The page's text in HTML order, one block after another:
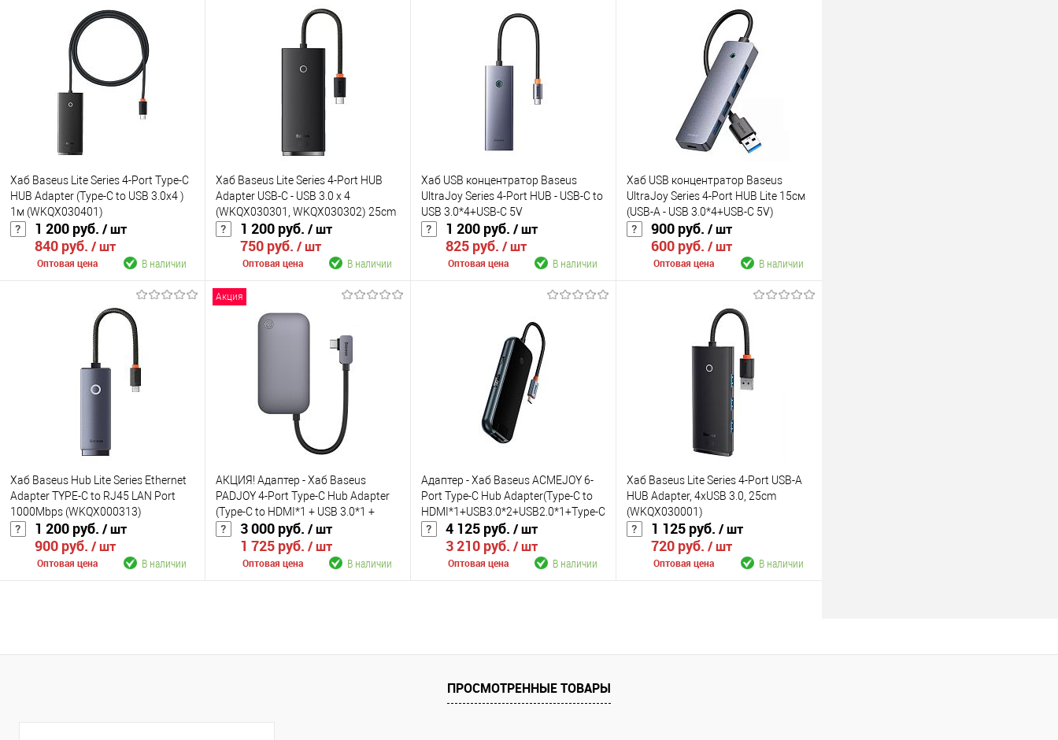
Хаб Baseus Lite Series 4-Port Type-C
HUB Adapter (Type-C to USB 3.0x4 )
1м (WKQX030401)
1 200 руб. / шт
840 руб. / шт
Оптовая цена В наличии
В корзину
В избранное
В наличии
Хаб Baseus Lite Series 4-Port HUB
Adapter USB-C - USB 3.0 х 4
(WKQX030301, WKQX030302) 25cm
1 200 руб. / шт
750 руб. / шт
Оптовая цена В наличии
В наличии
Хаб USB концентратор Baseus
UltraJoy Series 4-Port HUB - USB-C to
USB 3.0*4+USB-C 5V
(B0005280B811-08)
1 200 руб. / шт
825 руб. / шт
Оптовая цена В наличии
В избранное
Хаб USB концентратор Baseus
UltraJoy Series 4-Port HUB Lite 15см
(USB-A - USB 3.0*4+USB-C 5V)
B0005280B811-10
900 руб. / шт
600 руб. / шт
Оптовая цена В наличии
В корзину
К сравнению
В наличии
Хаб Baseus Hub Lite Series Ethernet
Adapter TYPE-C to RJ45 LAN Port
1000Mbps (WKQX000313)
1 200 руб. / шт
900 руб. / шт
Оптовая цена В наличии
Акция
АКЦИЯ! Адаптер - Хаб Baseus
PADJOY 4-Port Type-C Hub Adapter
(Type-C to HDMI*1 + USB 3.0*1 +
Type-C PD&Data*1 + 3.5mm*1)
WKWJ000013
3 000 руб. / шт
1 725 руб. / шт
Оптовая цена В наличии
Адаптер - Хаб Baseus ACMEJOY 6-
Port Type-C Hub Adapter(Type-C to
HDMI*1+USB3.0*2+USB2.0*1+Type-C
PD&Data+RJ45*1) WKJZ010313
4 125 руб. / шт
3 210 руб. / шт
Оптовая цена В наличии
Хаб Baseus Lite Series 4-Port USB-A
HUB Adapter, 4xUSB 3.0, 25cm
(WKQX030001)
1 125 руб. / шт
720 руб. / шт
Оптовая цена В наличии
ПРОСМОТРЕННЫЕ ТОВАРЫ